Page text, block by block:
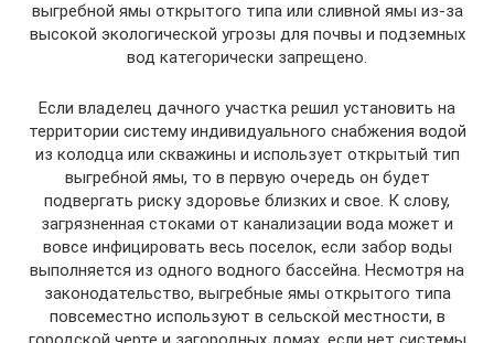
выгребной ямы открытого типа или сливной ямы из-за
высокой экологической угрозы для почвы и подземных
вод категорически запрещено.
Если владелец дачного участка решил установить на
территории систему индивидуального снабжения водой
из колодца или скважины и использует открытый тип
выгребной ямы, то в первую очередь он будет
подвергать риску здоровье близких и свое. К слову,
загрязненная стоками от канализации вода может и
вовсе инфицировать весь поселок, если забор воды
выполняется из одного водного бассейна. Несмотря на
законодательство, выгребные ямы открытого типа
повсеместно используют в сельской местности, в